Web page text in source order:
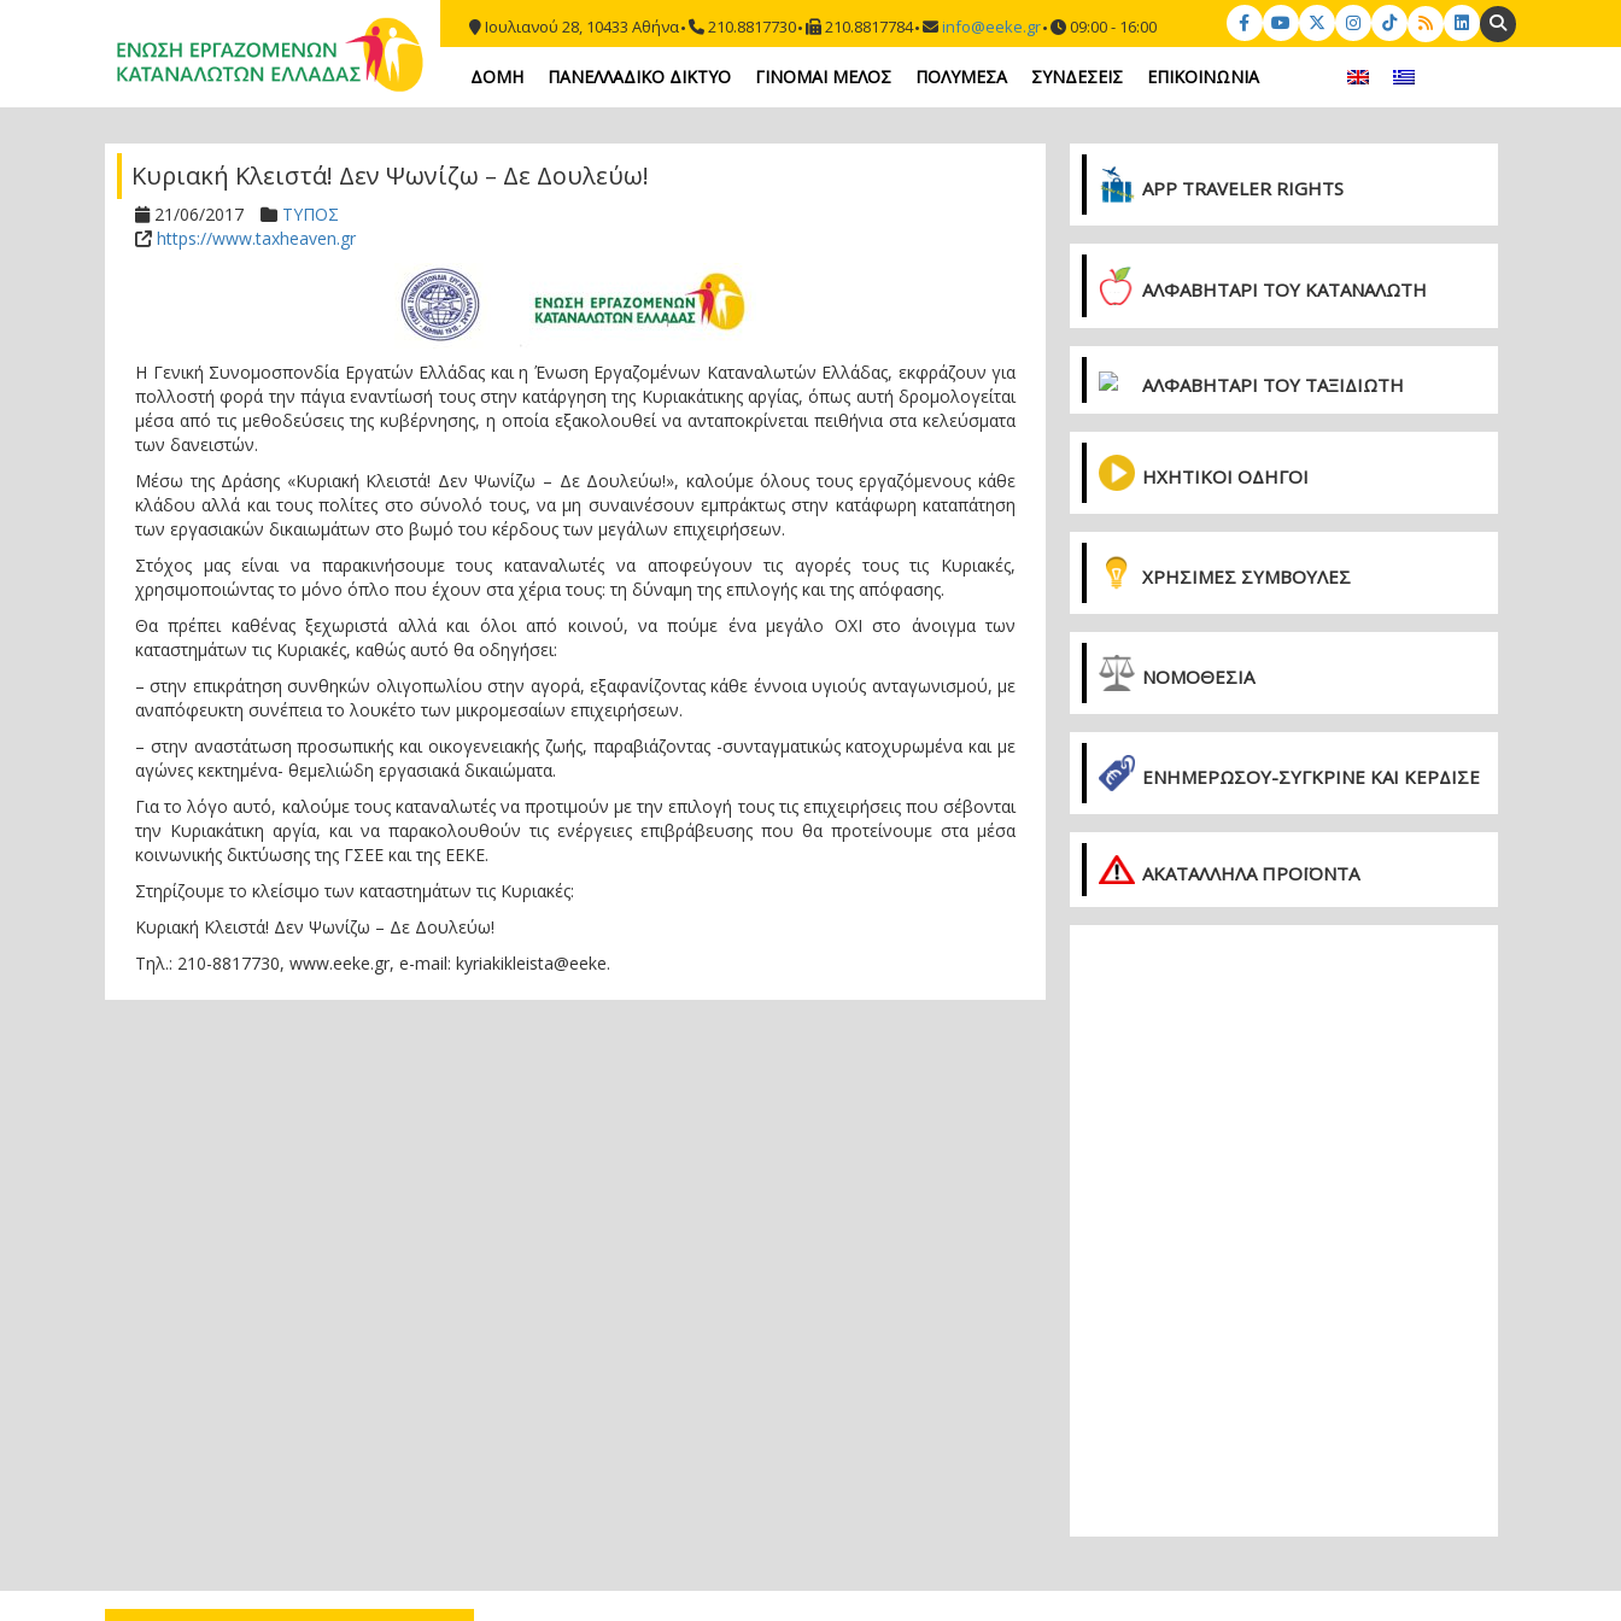
Ιουλιανού 28, 10433 Αθήνα 210.8817730 210.8817784 info@eeke.gr 09:00 - 16:00 Search:
ΔΟΜΗ ΠΑΝΕΛΛΑΔΙΚΟ ΔΙΚΤΥΟ ΓΙΝΟΜΑΙ ΜΕΛΟΣ ΠΟΛΥΜΕΣΑ ΣΥΝΔΕΣΕΙΣ ΕΠΙΚΟΙΝΩΝΙΑ
Κυριακή Κλειστά! Δεν Ψωνίζω – Δε Δουλεύω!
21/06/2017
ΤΥΠΟΣ
https://www.taxheaven.gr
Η Γενική Συνομοσπονδία Εργατών Ελλάδας και η Ένωση Εργαζομένων Καταναλωτών Ελλάδας, εκφράζουν για
πολλοστή φορά την πάγια εναντίωσή τους στην κατάργηση της Κυριακάτικης αργίας, όπως αυτή δρομολογείται
μέσα από τις μεθοδεύσεις της κυβέρνησης, η οποία εξακολουθεί να ανταποκρίνεται πειθήνια στα κελεύσματα
των δανειστών.
Μέσω της Δράσης «Κυριακή Κλειστά! Δεν Ψωνίζω – Δε Δουλεύω!», καλούμε όλους τους εργαζόμενους κάθε
κλάδου αλλά και τους πολίτες στο σύνολό τους, να μη συναινέσουν εμπράκτως στην κατάφωρη καταπάτηση
των εργασιακών δικαιωμάτων στο βωμό του κέρδους των μεγάλων επιχειρήσεων.
Στόχος μας είναι να παρακινήσουμε τους καταναλωτές να αποφεύγουν τις αγορές τους τις Κυριακές,
χρησιμοποιώντας το μόνο όπλο που έχουν στα χέρια τους: τη δύναμη της επιλογής και της απόφασης.
Θα πρέπει καθένας ξεχωριστά αλλά και όλοι από κοινού, να πούμε ένα μεγάλο ΟΧΙ στο άνοιγμα των
καταστημάτων τις Κυριακές, καθώς αυτό θα οδηγήσει:
– στην επικράτηση συνθηκών ολιγοπωλίου στην αγορά, εξαφανίζοντας κάθε έννοια υγιούς ανταγωνισμού, με
αναπόφευκτη συνέπεια το λουκέτο των μικρομεσαίων επιχειρήσεων.
– στην αναστάτωση προσωπικής και οικογενειακής ζωής, παραβιάζοντας -συνταγματικώς κατοχυρωμένα και με
αγώνες κεκτημένα- θεμελιώδη εργασιακά δικαιώματα.
Για το λόγο αυτό, καλούμε τους καταναλωτές να προτιμούν με την επιλογή τους τις επιχειρήσεις που σέβονται
την Κυριακάτικη αργία, και να παρακολουθούν τις ενέργειες επιβράβευσης που θα προτείνουμε στα μέσα
κοινωνικής δικτύωσης της ΓΣΕΕ και της ΕΕΚΕ.
Στηρίζουμε το κλείσιμο των καταστημάτων τις Κυριακές:
Κυριακή Κλειστά! Δεν Ψωνίζω – Δε Δουλεύω!
Τηλ.: 210-8817730, www.eeke.gr, e-mail: kyriakikleista@eeke.
APP TRAVELER RIGHTS
ΑΛΦΑΒΗΤΑΡΙ ΤΟΥ ΚΑΤΑΝΑΛΩΤΗ
ΑΛΦΑΒΗΤΑΡΙ ΤΟΥ ΤΑΞΙΔΙΩΤΗ
ΗΧΗΤΙΚΟΙ ΟΔΗΓΟΙ
ΧΡΗΣΙΜΕΣ ΣΥΜΒΟΥΛΕΣ
ΝΟΜΟΘΕΣΙΑ
ΕΝΗΜΕΡΏΣΟΥ-ΣΎΓΚΡΙΝΕ ΚΑΙ ΚΈΡΔΙΣΕ
ΑΚΑΤΑΛΛΗΛΑ ΠΡΟΪΟΝΤΑ